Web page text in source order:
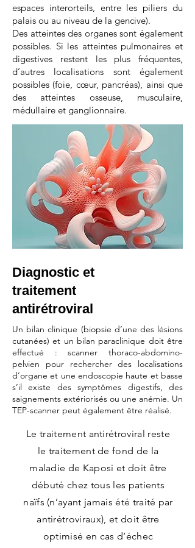
espaces interorteils, entre les piliers du
palais ou au niveau de la gencive).
Des atteintes des organes sont également
possibles. Si les atteintes pulmonaires et
digestives restent les plus fréquentes,
d’autres localisations sont également
possibles (foie, cœur, pancréas), ainsi que
des atteintes osseuse, musculaire,
médullaire et ganglionnaire.
Diagnostic et
traitement
antirétroviral
Un bilan clinique (biopsie d’une des lésions
cutanées) et un bilan paraclinique doit être
effectué : scanner thoraco-abdomino-
pelvien pour rechercher des localisations
d’organe et une endoscopie haute et basse
s’il existe des symptômes digestifs, des
saignements extériorisés ou une anémie. Un
TEP-scanner peut également être réalisé.
​Le traitement antirétroviral reste
le traitement de fond de la
maladie de Kaposi et doit être
débuté chez tous les patients
naïfs (n’ayant jamais été traité par
antirétroviraux), et doit être
optimisé en cas d’échec